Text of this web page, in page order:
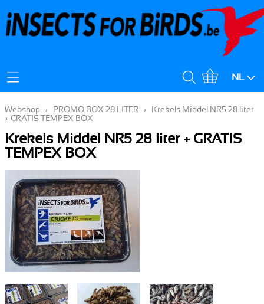
Mijn Account
Verzendingskost
NL
Webshop › PROMO BOX 28 LITER ›
Krekels Middel NR5 28 liter
+ GRATIS TEMPEX BOX
Krekels Middel NR5 28 liter + GRATIS
TEMPEX BOX